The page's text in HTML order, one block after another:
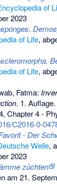
of
2023
of Life,
of Life,
Fatma:
. 1.
, Chapter 4 -
C2016-0-
- Der
Welle,
2023
züchten
am 21.